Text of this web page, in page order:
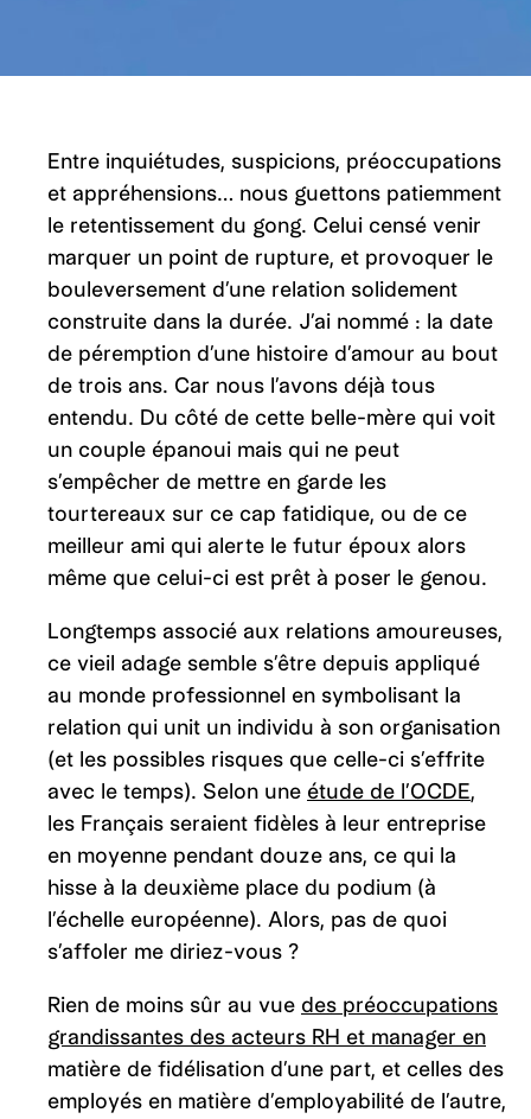
Entre inquiétudes, suspicions, préoccupations
et appréhensions… nous guettons patiemment
le retentissement du gong. Celui censé venir
marquer un point de rupture, et provoquer le
bouleversement d’une relation solidement
construite dans la durée. J’ai nommé : la date
de péremption d’une histoire d’amour au bout
de trois ans. Car nous l’avons déjà tous
entendu. Du côté de cette belle-mère qui voit
un couple épanoui mais qui ne peut
s’empêcher de mettre en garde les
tourtereaux sur ce cap fatidique, ou de ce
meilleur ami qui alerte le futur époux alors
même que celui-ci est prêt à poser le genou.
Longtemps associé aux relations amoureuses,
ce vieil adage semble s’être depuis appliqué
au monde professionnel en symbolisant la
relation qui unit un individu à son organisation
(et les possibles risques que celle-ci s’effrite
avec le temps). Selon une étude de l’OCDE,
les Français seraient fidèles à leur entreprise
en moyenne pendant douze ans, ce qui la
hisse à la deuxième place du podium (à
l’échelle européenne). Alors, pas de quoi
s’affoler me diriez-vous ?
Rien de moins sûr au vue des préoccupations
grandissantes des acteurs RH et manager en
matière de fidélisation d’une part, et celles des
employés en matière d’employabilité de l’autre,